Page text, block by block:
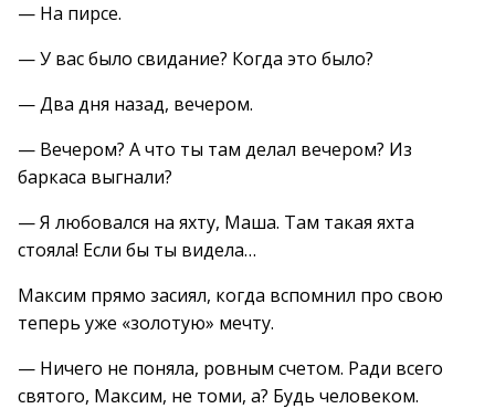
— На пирсе.
— У вас было свидание? Когда это было?
— Два дня назад, вечером.
— Вечером? А что ты там делал вечером? Из
баркаса выгнали?
— Я любовался на яхту, Маша. Там такая яхта
стояла! Если бы ты видела…
Максим прямо засиял, когда вспомнил про свою
теперь уже «золотую» мечту.
— Ничего не поняла, ровным счетом. Ради всего
святого, Максим, не томи, а? Будь человеком.